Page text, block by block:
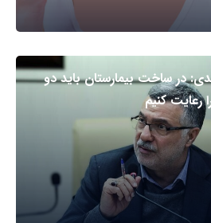
در ساخت بیمارستان باید دو
رعایت کنیم